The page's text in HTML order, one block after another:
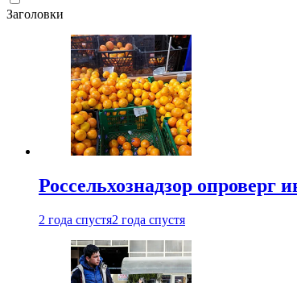
Заголовки
Россельхознадзор опроверг
2 года спустя2 года спустя